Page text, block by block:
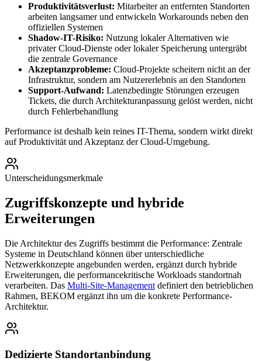
Produktivitätsverlust: Mitarbeiter an entfernten Standorten
arbeiten langsamer und entwickeln Workarounds neben den
offiziellen Systemen
Shadow-IT-Risiko: Nutzung lokaler Alternativen wie
privater Cloud-Dienste oder lokaler Speicherung untergräbt
die zentrale Governance
Akzeptanzprobleme: Cloud-Projekte scheitern nicht an der
Infrastruktur, sondern am Nutzererlebnis an den Standorten
Support-Aufwand: Latenzbedingte Störungen erzeugen
Tickets, die durch Architekturanpassung gelöst werden, nicht
durch Fehlerbehandlung
Performance ist deshalb kein reines IT-Thema, sondern wirkt direkt
auf Produktivität und Akzeptanz der Cloud-Umgebung.
Unterscheidungsmerkmale
Zugriffskonzepte und hybride
Erweiterungen
Die Architektur des Zugriffs bestimmt die Performance: Zentrale
Systeme in Deutschland können über unterschiedliche
Netzwerkkonzepte angebunden werden, ergänzt durch hybride
Erweiterungen, die performancekritische Workloads standortnah
verarbeiten. Das Multi-Site-Management definiert den betrieblichen
Rahmen, BEKOM ergänzt ihn um die konkrete Performance-
Architektur.
Dedizierte Standortanbindung